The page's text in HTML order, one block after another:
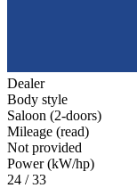
Dealer
Body style
Saloon (2-doors)
Mileage (read)
Not provided
Power (kW/hp)
24 / 33